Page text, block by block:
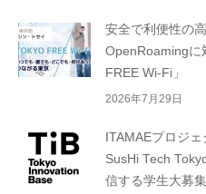
安全で利便性の
OpenRoamingに
FREE Wi-Fi」
2026年7月29日
ITAMAEプロジ
SusHi Tech
信する学生大募集